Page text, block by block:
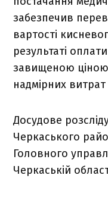
забезпечив
вартості
результаті
завищеною
надмірних
Досудове
Черкаського
Головного
Черкаській